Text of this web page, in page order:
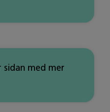
med mer